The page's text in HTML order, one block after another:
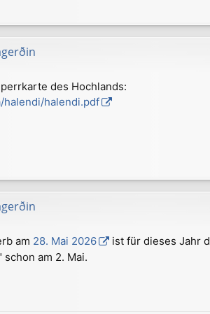
des Hochlands:
halendi/halendi.pdf
am 28. Mai 2026
ist für dieses Jahr
am 2. Mai.